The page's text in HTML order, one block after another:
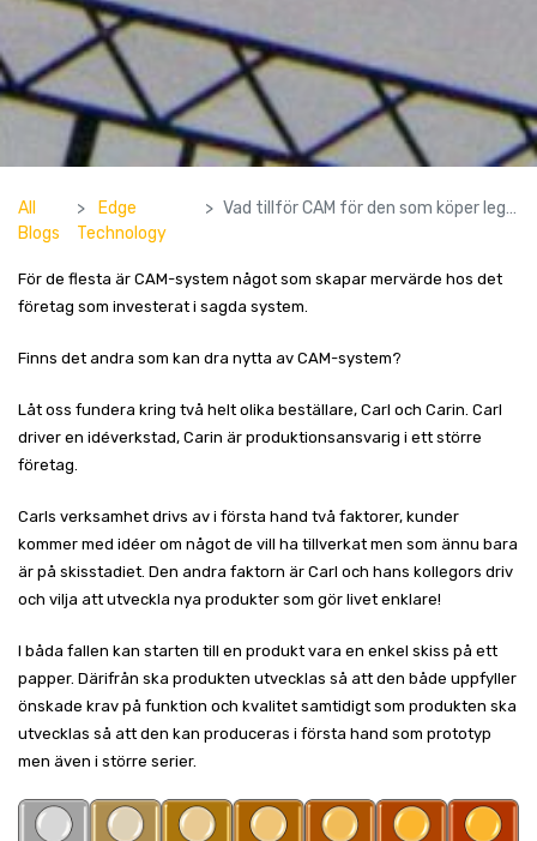
All
Blogs
Edge
Technology
Vad tillför CAM för den som köper legoproduktion?
För de flesta är CAM-system något som skapar mervärde hos det
företag som investerat i sagda system.
Finns det andra som kan dra nytta av CAM-system?
Låt oss fundera kring två helt olika beställare, Carl och Carin. Carl
driver en idéverkstad, Carin är produktionsansvarig i ett större
företag.
Carls verksamhet drivs av i första hand två faktorer, kunder
kommer med idéer om något de vill ha tillverkat men som ännu bara
är på skisstadiet. Den andra faktorn är Carl och hans kollegors driv
och vilja att utveckla nya produkter som gör livet enklare!
I båda fallen kan starten till en produkt vara en enkel skiss på ett
papper. Därifrån ska produkten utvecklas så att den både uppfyller
önskade krav på funktion och kvalitet samtidigt som produkten ska
utvecklas så att den kan produceras i första hand som prototyp
men även i större serier.